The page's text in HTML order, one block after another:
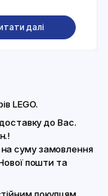
далі
LEGO.
до Вас.
суму замовлення
пошти та